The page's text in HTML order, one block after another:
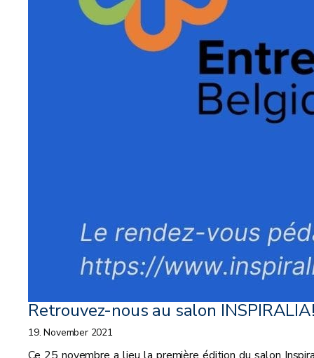
Retrouvez-nous au salon
19. November 2021